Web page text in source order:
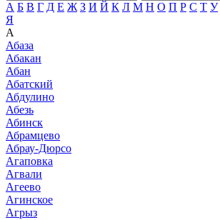
А Б В Г Д Е Ж З И Й К Л М Н О П Р С Т У
Я
А
Абаза
Абакан
Абан
Абатский
Абдулино
Абезь
Абинск
Абрамцево
Абрау-Дюрсо
Агаповка
Агвали
Агеево
Агинское
Агрыз